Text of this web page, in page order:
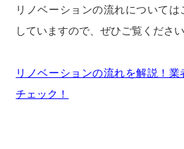
リノベーションの流れについて
していますので、ぜひご覧ください
リノベーションの流れを解説！
チェック！